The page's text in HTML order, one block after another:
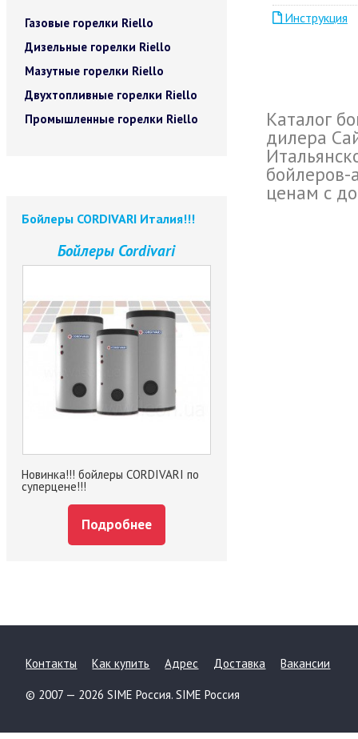
Газовые горелки Riello
Дизельные горелки Riello
Мазутные горелки Riello
Двухтопливные горелки Riello
Промышленные горелки Riello
Бойлеры CORDIVARI Италия!!!
Бойлеры Cordivari
Новинка!!! бойлеры CORDIVARI по
суперцене!!!
Подробнее
Инструкция
Каталог
дилера
ценам с
Контакты Как купить Адрес Доставка Вакансии
© 2007 — 2026 SIME Россия. SIME Россия